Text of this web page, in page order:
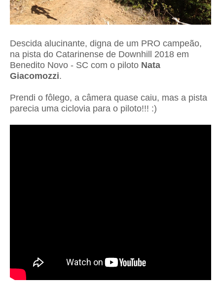
Descida alucinante, digna de um PRO campeão,
na pista do Catarinense de Downhill 2018 em
Benedito Novo - SC com o piloto Nata
Giacomozzi.
Prendi o fôlego, a câmera quase caiu, mas a pista
parecia uma ciclovia para o piloto!!! :)